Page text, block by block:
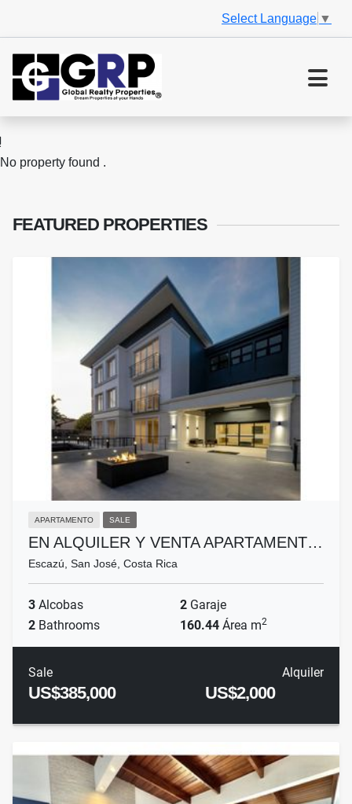
Select Language ▼
No property found .
FEATURED PROPERTIES
APARTAMENTO SALE
EN ALQUILER Y VENTA APARTAMENT…
Escazú, San José, Costa Rica
3 Alcobas 2 Garaje
2 Bathrooms 160.44 Área m2
Sale
US$385,000
Alquiler
US$2,000